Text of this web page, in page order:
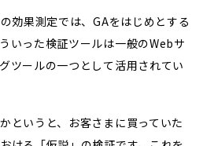
効果測定では、GAをはじめとする
いった検証ツールは一般のWebサ
ツールの一つとして活用されてい
というと、お客さまに買っていた